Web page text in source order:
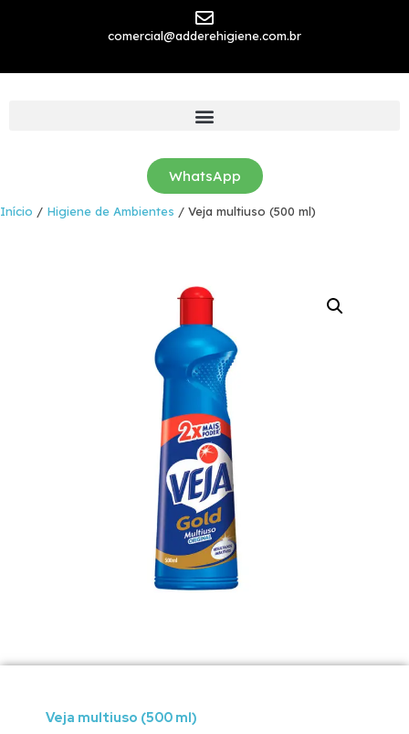
comercial@adderehigiene.com.br
WhatsApp
Início / Higiene de Ambientes / Veja multiuso (500 ml)
Veja multiuso (500 ml)